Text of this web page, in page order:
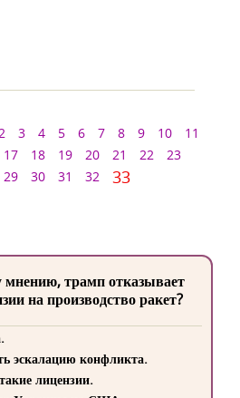
3 4 5 6 7 8 9 10
11
17 18 19 20 21 22
23
29 30 31 32 33
трамп отказывает
на производство ракет?
эскалацию конфликта.
лицензии.